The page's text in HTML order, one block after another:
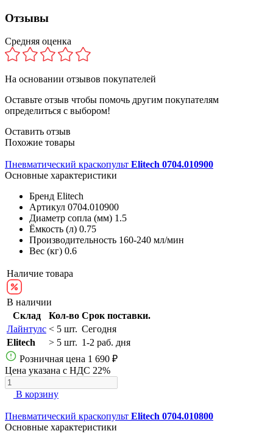
Отзывы
Средняя оценка
На основании отзывов покупателей
Оставьте отзыв чтобы помочь другим покупателям
определиться с выбором!
Оставить отзыв
Похожие товары
Пневматический краскопульт Elitech 0704.010900
Основные характеристики
Бренд Elitech
Артикул 0704.010900
Диаметр сопла (мм) 1.5
Ёмкость (л) 0.75
Производительность 160-240 мл/мин
Вес (кг) 0.6
Наличие товара
В наличии
Склад
Кол-во Срок поставки.
Лайнтулс < 5 шт. Сегодня
Elitech
> 5 шт. 1-2 раб. дня
Розничная цена 1 690 ₽
Цена указана с НДС 22%
В корзину
Пневматический краскопульт Elitech 0704.010800
Основные характеристики